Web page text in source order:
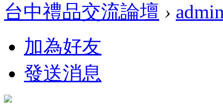
台中禮品交流論壇 ›
加為好友
發送消息